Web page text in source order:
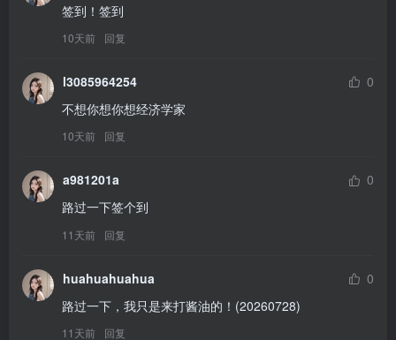
签到！签到
10天前 回复
l3085964254
0
不想你想你想经济学家
10天前 回复
a981201a
0
路过一下签个到
11天前 回复
huahuahuahua
0
路过一下，我只是来打酱油的！(20260728)
11天前 回复